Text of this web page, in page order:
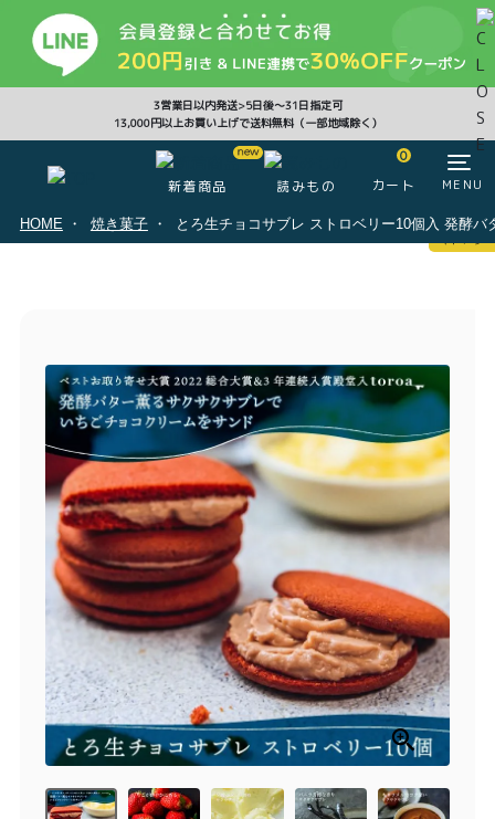
3営業日以内発送>5日後〜31日指定可
13,000円以上お買い上げで送料無料（一部地域除く）
新着商品 読みもの
0
カート MENU
CLOSE
0
商品一覧
とろ生ガトーショコラ
とろ生 まとめ買いお得
セット
お中元
紅茶toroaTea
焼き菓子
とろ生チーズケーキ
濃抹茶とろ生ガトーシ
ョコラ
とろ生シュー
クッキー缶
紅茶toroaTeaギフト
HOME 焼き菓子 とろ生チョコサブレ ストロベリー10個入 発酵